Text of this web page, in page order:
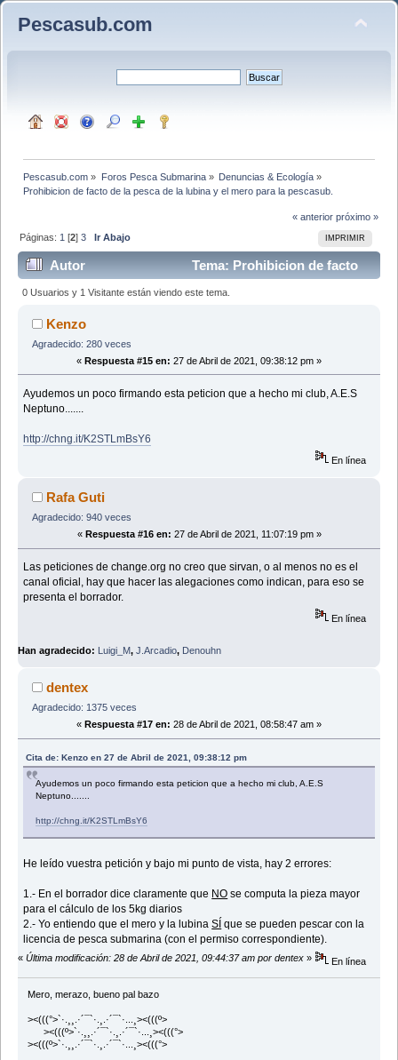
Pescasub.com
Pescasub.com » Foros Pesca Submarina» Denuncias & Ecología»
Prohibicion de facto de la pesca de la lubina y el mero para la pescasub.
« anterior próximo »
IMPRIMIR
Páginas: 1 [2]3 Ir Abajo
Autor
Tema: Prohibicion de facto
de la pesca de la lubina y el mero para la pescasub.
(Leído 31039 veces)
0 Usuarios y 1 Visitante están viendo este tema.
Kenzo
Agradecido: 280 veces
« Respuesta #15 en: 27 de Abril de 2021, 09:38:12 pm »
Ayudemos un poco firmando esta peticion que a hecho mi club, A.E.S
Neptuno.......
http://chng.it/K2STLmBsY6
En línea
Rafa Guti
Agradecido: 940 veces
« Respuesta #16 en: 27 de Abril de 2021, 11:07:19 pm »
Las peticiones de change.org no creo que sirvan, o al menos no es el
canal oficial, hay que hacer las alegaciones como indican, para eso se
presenta el borrador.
En línea
Han agradecido: Luigi_M, J.Arcadio, Denouhn
dentex
Agradecido: 1375 veces
« Respuesta #17 en: 28 de Abril de 2021, 08:58:47 am »
Cita de: Kenzo en 27 de Abril de 2021, 09:38:12 pm
Ayudemos un poco firmando esta peticion que a hecho mi club, A.E.S
Neptuno.......
http://chng.it/K2STLmBsY6
He leído vuestra petición y bajo mi punto de vista, hay 2 errores:
1.- En el borrador dice claramente que NO se computa la pieza mayor
para el cálculo de los 5kg diarios
2.- Yo entiendo que el mero y la lubinaSÍ que se pueden pescar con la
licencia de pesca submarina (con el permiso correspondiente).
« Última modificación: 28 de Abril de 2021, 09:44:37 am por dentex » En línea
Mero, merazo, bueno pal bazo
><(((°>`·.¸¸.·´¯`·.¸.·´¯`·...¸><(((º>
><(((º>`·.¸¸.·´¯`·.¸.·´¯`·...¸><(((°>
><(((º>`·.¸¸.·´¯`·.¸.·´¯`·...¸><(((°>